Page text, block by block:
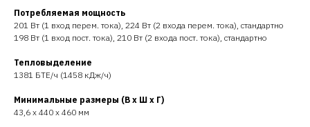
Потребляемая мощность
201 Вт (1 вход перем. тока), 224 Вт (2 входа перем. тока), стандартно
198 Вт (1 вход пост. тока), 210 Вт (2 входа пост. тока), стандартно
Тепловыделение
1381 БТЕ/ч (1458 кДж/ч)
Минимальные размеры (В x Ш x Г)
43,6 x 440 x 460 мм